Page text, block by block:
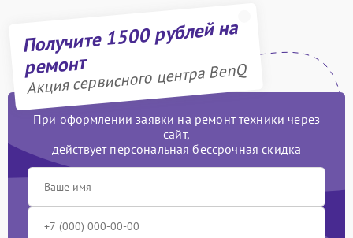
Получите 1500 рублей на
ремонт
Акция сервисного центра BenQ
При оформлении заявки на ремонт техники через
сайт,
действует персональная бессрочная скидка